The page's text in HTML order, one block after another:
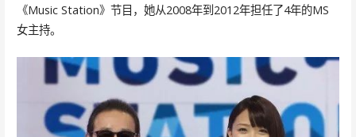
《Music Station》节目，她从2008年到2012年担任了4年的MS
女主持。